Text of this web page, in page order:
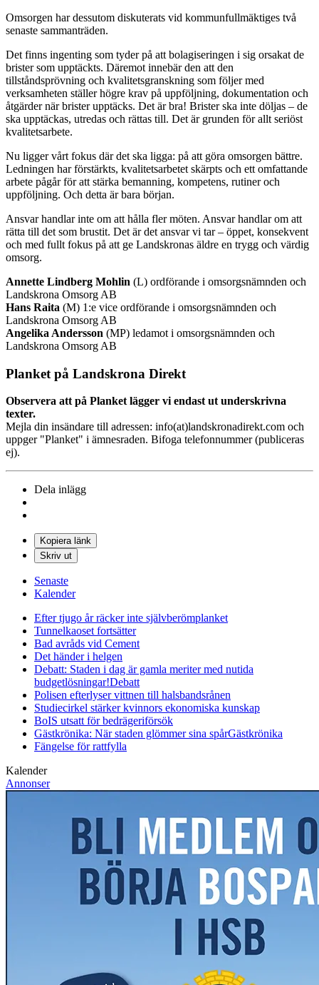
Omsorgen har dessutom diskuterats vid kommunfullmäktiges två
senaste sammanträden.
Det finns ingenting som tyder på att bolagiseringen i sig orsakat de
brister som upptäckts. Däremot innebär den att den
tillståndsprövning och kvalitetsgranskning som följer med
verksamheten ställer högre krav på uppföljning, dokumentation och
åtgärder när brister upptäcks. Det är bra! Brister ska inte döljas – de
ska upptäckas, utredas och rättas till. Det är grunden för allt seriöst
kvalitetsarbete.
Nu ligger vårt fokus där det ska ligga: på att göra omsorgen bättre.
Ledningen har förstärkts, kvalitetsarbetet skärpts och ett omfattande
arbete pågår för att stärka bemanning, kompetens, rutiner och
uppföljning. Och detta är bara början.
Ansvar handlar inte om att hålla fler möten. Ansvar handlar om att
rätta till det som brustit. Det är det ansvar vi tar – öppet, konsekvent
och med fullt fokus på att ge Landskronas äldre en trygg och värdig
omsorg.
Annette Lindberg Mohlin (L) ordförande i omsorgsnämnden och
Landskrona Omsorg AB
Hans Raita (M) 1:e vice ordförande i omsorgsnämnden och
Landskrona Omsorg AB
Angelika Andersson (MP) ledamot i omsorgsnämnden och
Landskrona Omsorg AB
Planket på Landskrona Direkt
Observera att på Planket lägger vi endast ut underskrivna
texter.
Mejla din insändare till adressen: info(at)landskronadirekt.com och
uppger "Planket" i ämnesraden. Bifoga telefonnummer (publiceras
ej).
Dela inlägg
Kopiera länk
Skriv ut
Senaste
Kalender
Efter tjugo år räcker inte självberömplanket
Tunnelkaoset fortsätter
Bad avråds vid Cement
Det händer i helgen
Debatt: Staden i dag är gamla meriter med nutida
budgetlösningar!Debatt
Polisen efterlyser vittnen till halsbandsrånen
Studiecirkel stärker kvinnors ekonomiska kunskap
BoIS utsatt för bedrägeriförsök
Gästkrönika: När staden glömmer sina spårGästkrönika
Fängelse för rattfylla
Kalender
Annonser